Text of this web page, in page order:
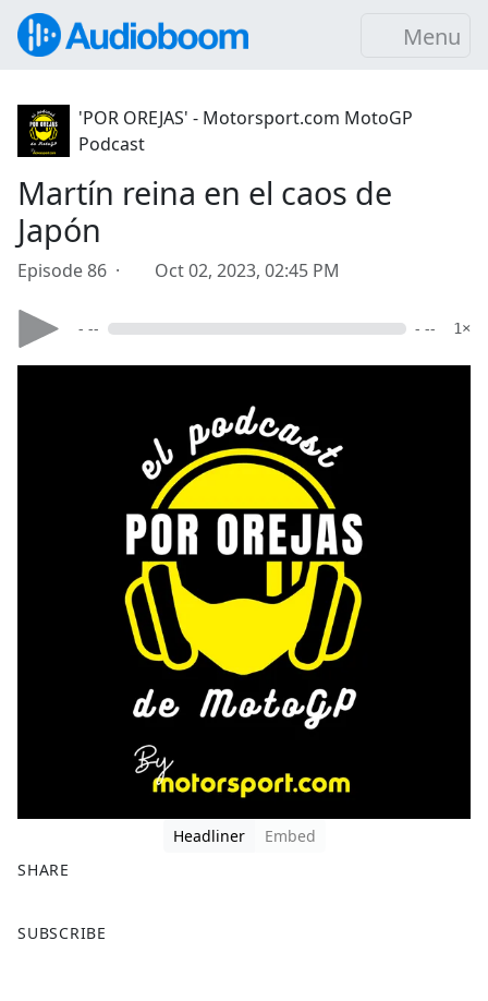
Menu
'POR OREJAS' - Motorsport.com MotoGP
Podcast
Martín reina en el caos de
Japón
Episode 86 · Oct 02, 2023, 02:45 PM
- -- - -- 1×
Headliner
Embed
SHARE
a
SUBSCRIBE